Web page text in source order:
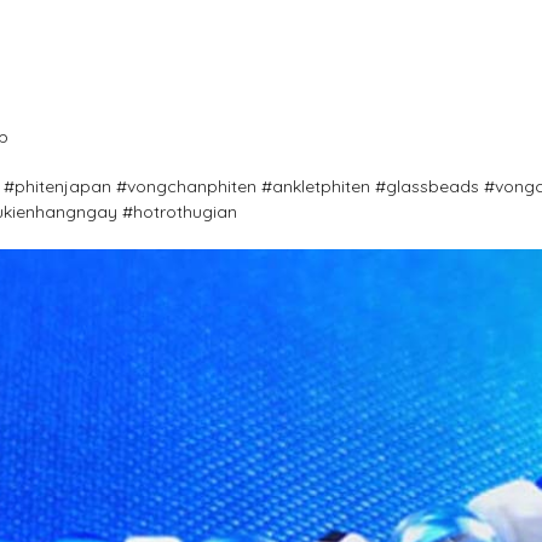
#vongchanphiten #ankletphiten #glassbeads
#hotrothugian